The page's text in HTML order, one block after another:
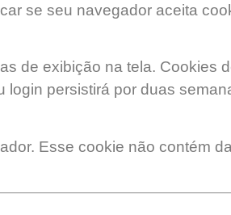
se seu navegador aceita
de exibição na tela. Cookies
login persistirá por duas
Esse cookie não contém